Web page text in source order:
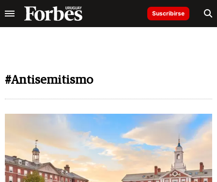
Suscribirse
#Antisemitismo